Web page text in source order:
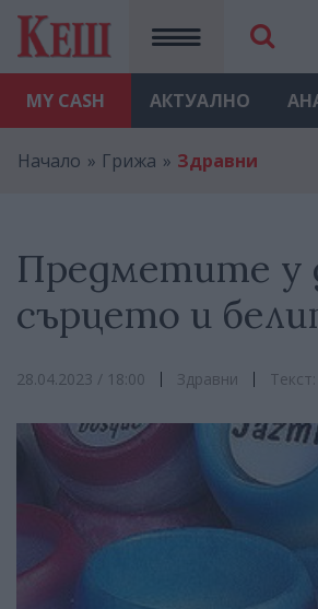
MY CASH АКТУАЛНО
Начало Грижа Здравни
Предметите у
сърцето и
28.04.2023 / 18:00 Здравни Текст: